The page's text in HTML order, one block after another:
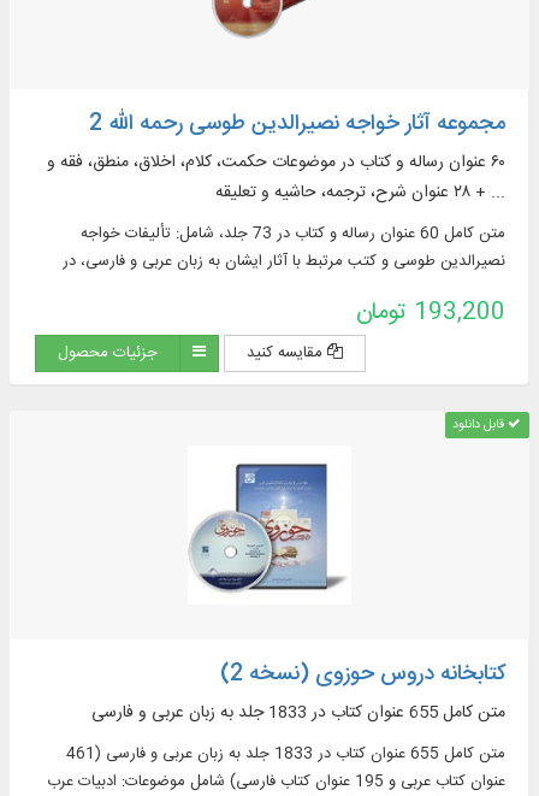
مجموعه آثار خواجه نصیرالدین طوسی رحمه الله 2
۶۰ عنوان رساله و كتاب در موضوعات حکمت، کلام، اخلاق، منطق، فقه و
... + ۲۸ عنوان شرح، ترجمه، حاشیه و تعلیقه
متن كامل 60 عنوان رساله و كتاب در 73 جلد، شامل: تألیفات خواجه
نصیرالدین طوسی و كتب مرتبط با آثار ایشان به زبان عربی و فارسی، در
193,200 تومان
مقایسه کنید جزئیات محصول
قابل دانلود
کتابخانه دروس حوزوی (نسخه 2)
متن کامل 655 عنوان کتاب در 1833 جلد به زبان عربی و فارسی
متن کامل 655 عنوان کتاب در 1833 جلد به زبان عربی و فارسی (461
عنوان کتاب عربی و 195 عنوان کتاب فارسی) شامل موضوعات: ادبیات عرب